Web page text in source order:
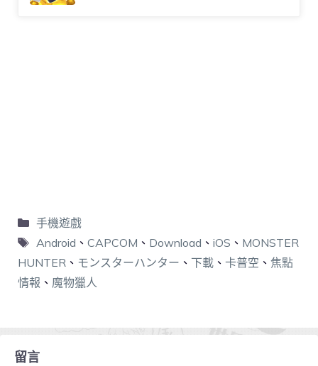
手機遊戲
Android 、 CAPCOM 、 Download 、 iOS 、 MONSTER
HUNTER 、 モンスターハンター 、 下載 、 卡普空 、 焦點
情報 、 魔物獵人
留言